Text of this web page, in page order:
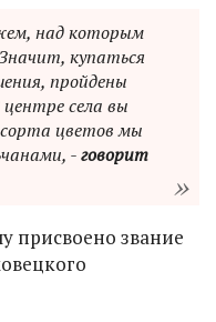
над которым
купаться
пройдены
села вы
цветов мы
-говорит
присвоено звание